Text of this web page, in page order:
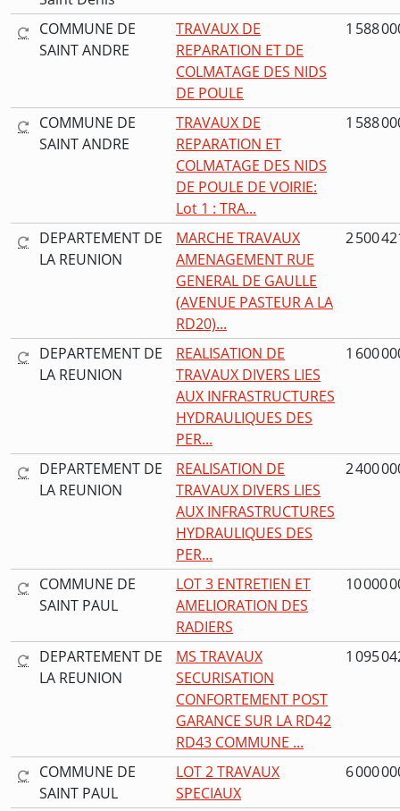
COMMUNE DE
SAINT ANDRE
TRAVAUX DE
REPARATION ET DE
COLMATAGE DES NIDS
DE POULE
1 588
COMMUNE DE
SAINT ANDRE
TRAVAUX DE
REPARATION ET
COLMATAGE DES NIDS
DE POULE DE VOIRIE:
Lot 1 : TRA...
1 588
DEPARTEMENT DE
LA REUNION
MARCHE TRAVAUX
AMENAGEMENT RUE
GENERAL DE GAULLE
(AVENUE PASTEUR A LA
RD20)...
2 500
DEPARTEMENT DE
LA REUNION
REALISATION DE
TRAVAUX DIVERS LIES
AUX INFRASTRUCTURES
HYDRAULIQUES DES
PER...
1 600
DEPARTEMENT DE
LA REUNION
REALISATION DE
TRAVAUX DIVERS LIES
AUX INFRASTRUCTURES
HYDRAULIQUES DES
PER...
2 400
COMMUNE DE
SAINT PAUL
LOT 3 ENTRETIEN ET
AMELIORATION DES
RADIERS
10 000
DEPARTEMENT DE
LA REUNION
MS TRAVAUX
SECURISATION
CONFORTEMENT POST
GARANCE SUR LA RD42
RD43 COMMUNE ...
1 095
COMMUNE DE
SAINT PAUL
LOT 2 TRAVAUX
SPECIAUX
6 000